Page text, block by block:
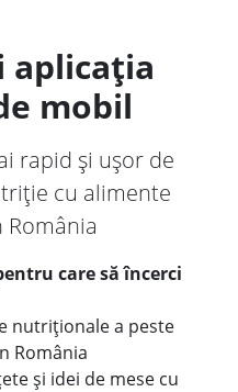
aplicația
mobil
rapid și ușor de
cu alimente
România
care să încerci
nutriționale a peste
România
și idei de mese cu